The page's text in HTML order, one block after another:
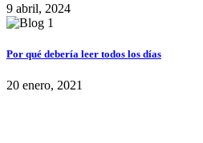
9 abril, 2024
Por qué debería leer todos los días
20 enero, 2021